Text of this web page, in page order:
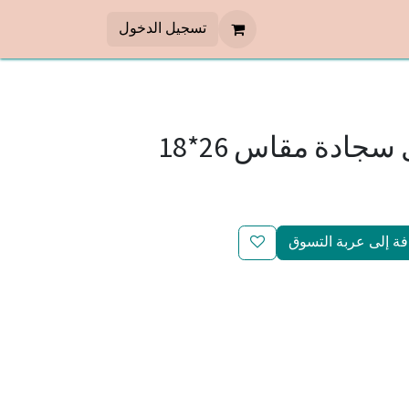
تسجيل الدخول
مقاس 26*18
إلى عربة التسوق